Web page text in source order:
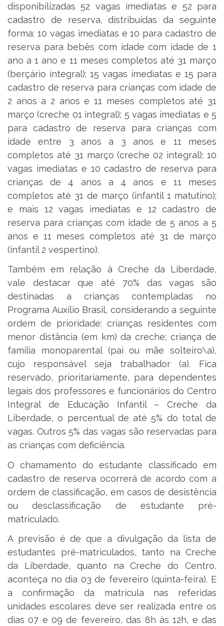
disponibilizadas 52 vagas imediatas e 52 para
cadastro de reserva, distribuídas da seguinte
forma: 10 vagas imediatas e 10 para cadastro de
reserva para bebês com idade com idade de 1
ano a 1 ano e 11 meses completos até 31 março
(berçário integral); 15 vagas imediatas e 15 para
cadastro de reserva para crianças com idade de
2 anos a 2 anos e 11 meses completos até 31
março (creche 01 integral); 5 vagas imediatas e 5
para cadastro de reserva para crianças com
idade entre 3 anos a 3 anos e 11 meses
completos até 31 março (creche 02 integral); 10
vagas imediatas e 10 cadastro de reserva para
crianças de 4 anos a 4 anos e 11 meses
completos até 31 de março (infantil 1 matutino);
e mais 12 vagas imediatas e 12 cadastro de
reserva para crianças com idade de 5 anos a 5
anos e 11 meses completos até 31 de março
(infantil 2 vespertino).
Também em relação à Creche da Liberdade,
vale destacar que até 70% das vagas são
destinadas a crianças contempladas no
Programa Auxílio Brasil, considerando a seguinte
ordem de prioridade: crianças residentes com
menor distância (em km) da creche; criança de
família monoparental (pai ou mãe solteiro\a),
cujo responsável seja trabalhador (a). Fica
reservado, prioritariamente, para dependentes
legais dos professores e funcionários do Centro
Integral de Educação Infantil – Creche da
Liberdade, o percentual de até 5% do total de
vagas. Outros 5% das vagas são reservadas para
as crianças com deficiência.
O chamamento do estudante classificado em
cadastro de reserva ocorrerá de acordo com a
ordem de classificação, em casos de desistência
ou desclassificação de estudante pré-
matriculado.
A previsão é de que a divulgação da lista de
estudantes pré-matriculados, tanto na Creche
da Liberdade, quanto na Creche do Centro,
aconteça no dia 03 de fevereiro (quinta-feira). E
a confirmação da matrícula nas referidas
unidades escolares deve ser realizada entre os
dias 07 e 09 de fevereiro, das 8h às 12h, e das